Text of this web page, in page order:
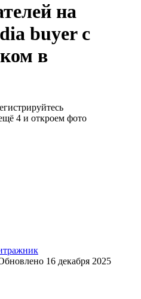
на
buyer с
в
4 и откроем фото
16 декабря 2025